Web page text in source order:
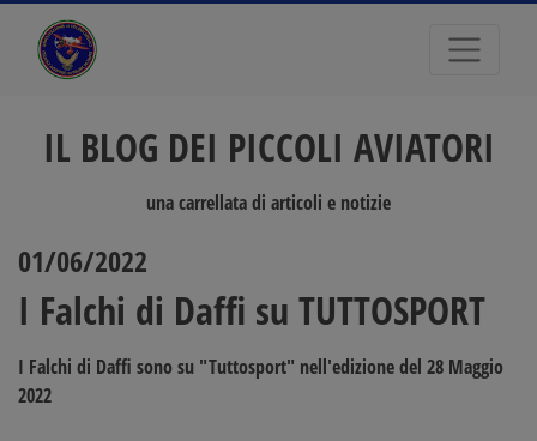
IL BLOG DEI PICCOLI AVIATORI
una carrellata di articoli e notizie
01/06/2022
I Falchi di Daffi su TUTTOSPORT
I Falchi di Daffi sono su "Tuttosport" nell'edizione del 28 Maggio
2022